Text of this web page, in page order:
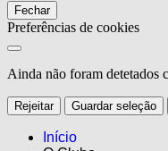
Fechar
Preferências de cookies
Ainda não foram detetados
Rejeitar Guardar seleção
Início